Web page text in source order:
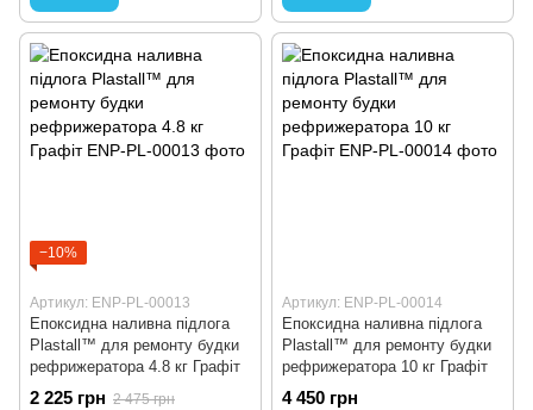
−10%
Артикул: ENP-PL-00013
Епоксидна наливна підлога
Plastall™ для ремонту будки
рефрижератора 4.8 кг Графіт
2 225 грн 2 475 грн
Артикул: ENP-PL-00014
Епоксидна наливна підлога
Plastall™ для ремонту будки
рефрижератора 10 кг Графіт
4 450 грн